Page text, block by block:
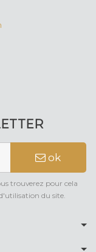
ok
trouverez pour cela
du site.